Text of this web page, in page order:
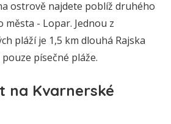
ostrově najdete poblíž druhého
- Lopar. Jednou z
pláží je 1,5 km dlouhá Rajska
písečné pláže.
na Kvarnerské